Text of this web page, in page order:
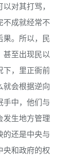
对其打骂，
不成就经常不
果。所以，民
甚至出现民以
下，里正衙前
就会根据逆向
手中，他们与
发生地方管理
的还是中央与
央和政府的权